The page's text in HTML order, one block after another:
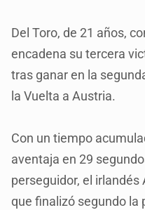
Del Toro, de 21 años,
encadena su tercera
tras ganar en la
la Vuelta a Austria.
Con un tiempo
aventaja en 29
perseguidor, el irlandés
que finalizó segundo la